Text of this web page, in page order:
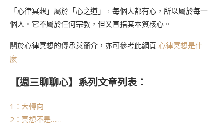
「心律冥想」屬於「心之道」，每個人都有心，所以屬於每一
個人。它不屬於任何宗教，但又直指其本質核心。
關於心律冥想的傳承與簡介，亦可參考此網頁 心律冥想是什
麼
【週三聊聊心】系列文章列表：
1：大轉向
2：冥想不是……